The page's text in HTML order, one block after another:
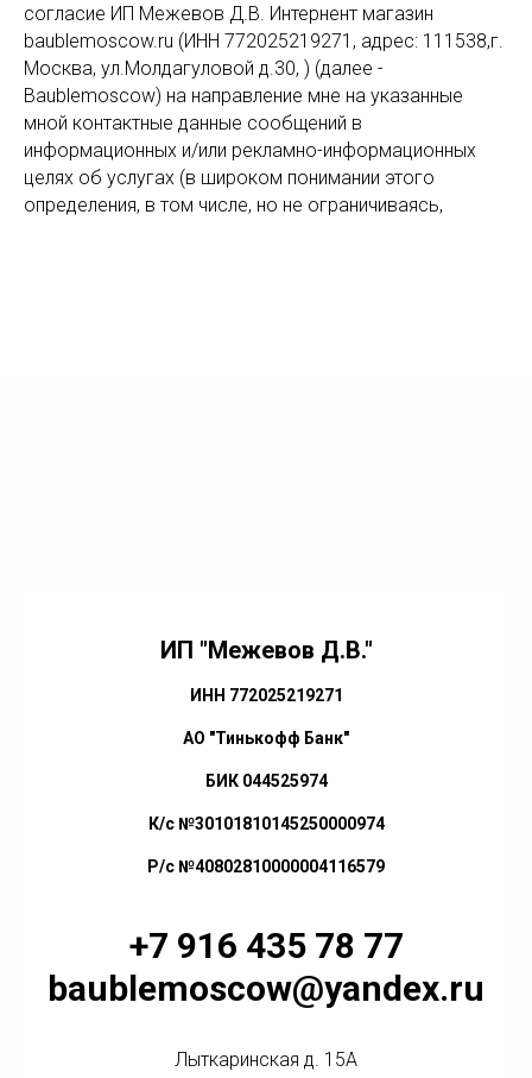
согласие ИП Межевов Д.В. Интернент магазин
baublemoscow.ru (ИНН 772025219271, адрес: 111538,г.
Москва, ул.Молдагуловой д.30, ) (далее -
Baublemoscow) на направление мне на указанные
мной контактные данные сообщений в
информационных и/или рекламно-информационных
целях об услугах (в широком понимании этого
определения, в том числе, но не ограничиваясь,
ИП "Межевов Д.В."
ИНН 772025219271
АО "Тинькофф Банк"
БИК 044525974
К/с №30101810145250000974
Р/с №40802810000004116579
+7 916 435 78 77
baublemoscow@yandex.ru
Лыткаринская д. 15А